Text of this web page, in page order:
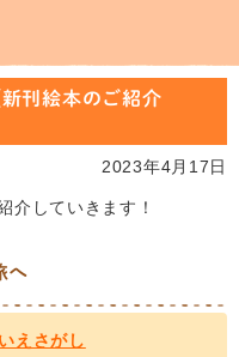
刊絵本のご紹介
2023年4月17日
介していきます！
へ
えさがし